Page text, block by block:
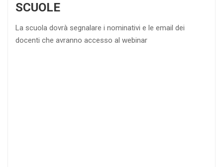
SCUOLE
La scuola dovrà segnalare i nominativi e le email dei
docenti che avranno accesso al webinar